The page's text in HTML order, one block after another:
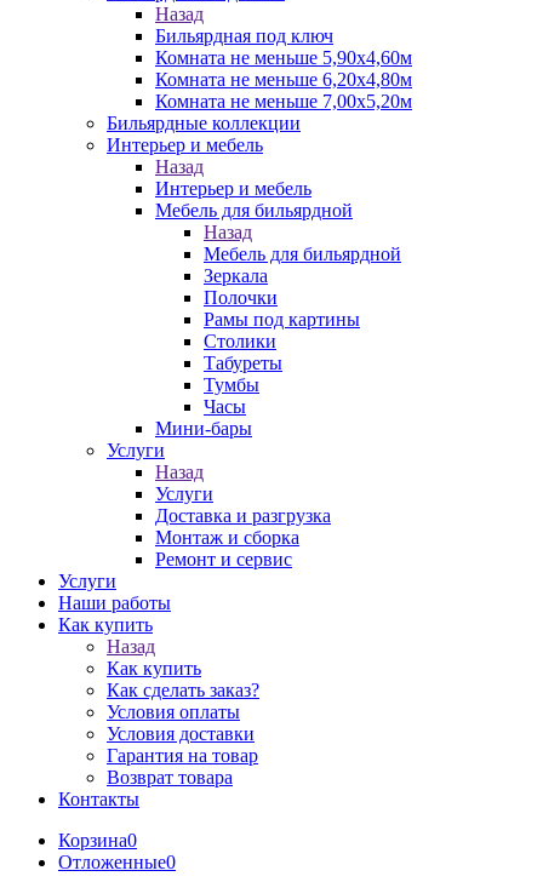
Назад
Бильярдная под ключ
Комната не меньше 5,90х4,60м
Комната не меньше 6,20х4,80м
Комната не меньше 7,00х5,20м
Бильярдные коллекции
Интерьер и мебель
Назад
Интерьер и мебель
Мебель для бильярдной
Назад
Мебель для бильярдной
Зеркала
Полочки
Рамы под картины
Столики
Табуреты
Тумбы
Часы
Мини-бары
Услуги
Назад
Услуги
Доставка и разгрузка
Монтаж и сборка
Ремонт и сервис
Услуги
Наши работы
Как купить
Назад
Как купить
Как сделать заказ?
Условия оплаты
Условия доставки
Гарантия на товар
Возврат товара
Контакты
Корзина0
Отложенные0